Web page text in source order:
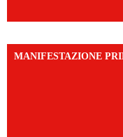
MANIFESTAZIONE